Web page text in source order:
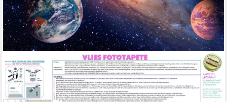
PAPERMOON
Fototapete VLIES-Tapete Premium "Sonnensystem", Kleister
KOSTENLOS, reduziert, 3D-Effekt, restlos trocken abziehbar,
(079), Wandtapete Bild Dekoration Wand-Dekor Motiv Tapete